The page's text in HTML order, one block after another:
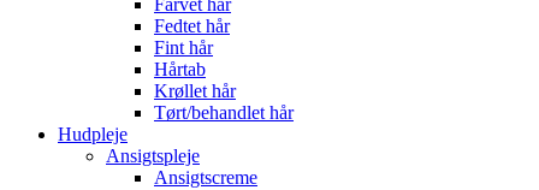
Farvet hår
Fedtet hår
Fint hår
Hårtab
Krøllet hår
Tørt/behandlet hår
Hudpleje
Ansigtspleje
Ansigtscreme